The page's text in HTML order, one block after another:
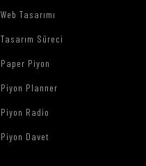
Web Tasarımı
Tasarım Süreci
Paper Piyon
Piyon Planner
Piyon Radio
Piyon Davet